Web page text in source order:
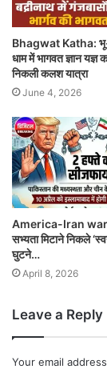
Bhagwat Katha: भू-
धाम में भागवत ज्ञान यज्ञ
निकली कलश यात्रा
June 4, 2026
America-Iran war :
सभ्यता मिटाने निकले
घुटने…
April 8, 2026
Leave a Reply
Your email